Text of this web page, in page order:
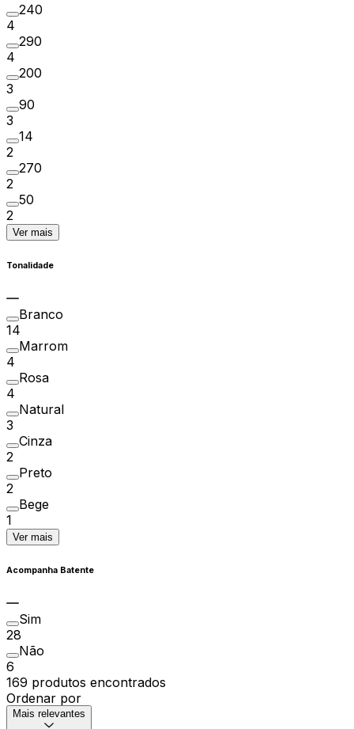
240
4
290
4
200
3
90
3
14
2
270
2
50
2
Ver mais
Tonalidade
Branco
14
Marrom
4
Rosa
4
Natural
3
Cinza
2
Preto
2
Bege
1
Ver mais
Acompanha Batente
Sim
28
Não
6
169 produtos encontrados
Ordenar por
Mais relevantes